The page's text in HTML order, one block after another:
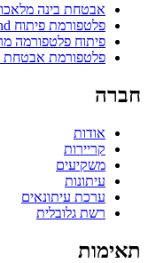
אבטחת בינה
פלטפורמת פיתוח Frontend
פיתוח פלטפורמה
פלטפורמת אבטחת
חברה
אודות
קריירות
משקיעים
עיתונות
ערכת עיתונאים
רשת גלובלית
תאימות